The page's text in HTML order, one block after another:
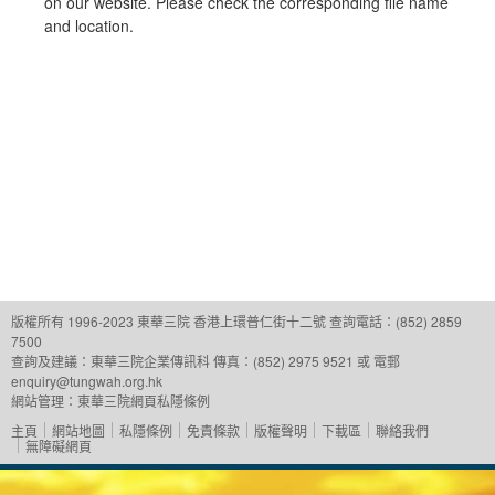
and location.
版權所有 1996-2023 東華三院香港上環普仁街十二號查詢電話：(852) 2859
7500
查詢及建議： 東華三院企業傳訊科傳真：(852) 2975 9521 或 電郵
enquiry@tungwah.org.hk
網站管理： 東華三院網頁私隱條例
主頁
網站地圖 私隱條例 免責條款 版權聲明 下載區
聯絡我們
無障礙網頁